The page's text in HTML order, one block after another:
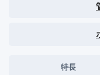
特長